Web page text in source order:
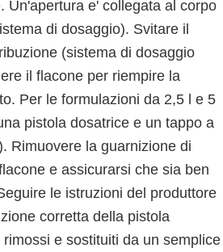
Un'apertura e' collegata al corpo
di dosaggio). Svitare il
(sistema di dosaggio
il flacone per riempire la
Per le formulazioni da 2,5 l e 5
pistola dosatrice e un tappo a
Rimuovere la guarnizione di
e assicurarsi che sia ben
le istruzioni del produttore
corretta della pistola
e sostituiti da un semplice